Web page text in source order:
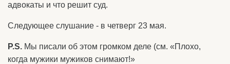
адвокаты и что решит суд.
Следующее слушание - в четверг 23 мая.
P.S. Мы писали об этом громком деле (см. «Плохо,
когда мужики мужиков снимают!»